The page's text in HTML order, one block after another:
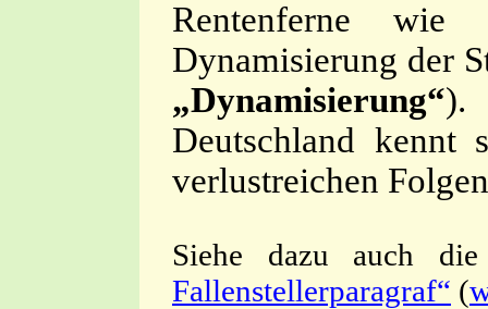
Rentenferne wie
Dynamisierung der
„Dynamisierung“).
Deutschland kennt
verlustreichen
Siehe dazu auch
Fallenstellerparagraf“ (